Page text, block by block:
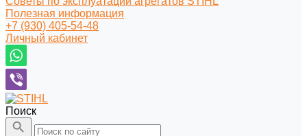
Полезная информация
+7 (930) 405-54-48
Личный кабинет
Поиск